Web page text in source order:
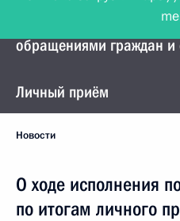
Управление Президента
обращениями граждан и
Личный приём
Новости
О ходе исполнения
по итогам личного